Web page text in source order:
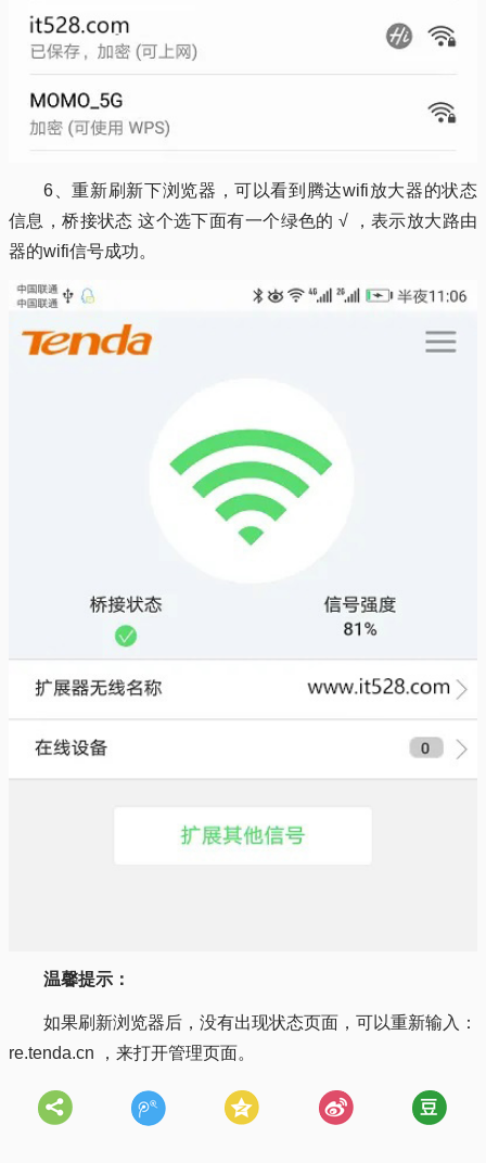
6、重新刷新下浏览器，可以看到腾达wifi放大器的状态
信息，桥接状态 这个选下面有一个绿色的 √ ，表示放大路由
器的wifi信号成功。
温馨提示：
如果刷新浏览器后，没有出现状态页面，可以重新输入：
re.tenda.cn ，来打开管理页面。